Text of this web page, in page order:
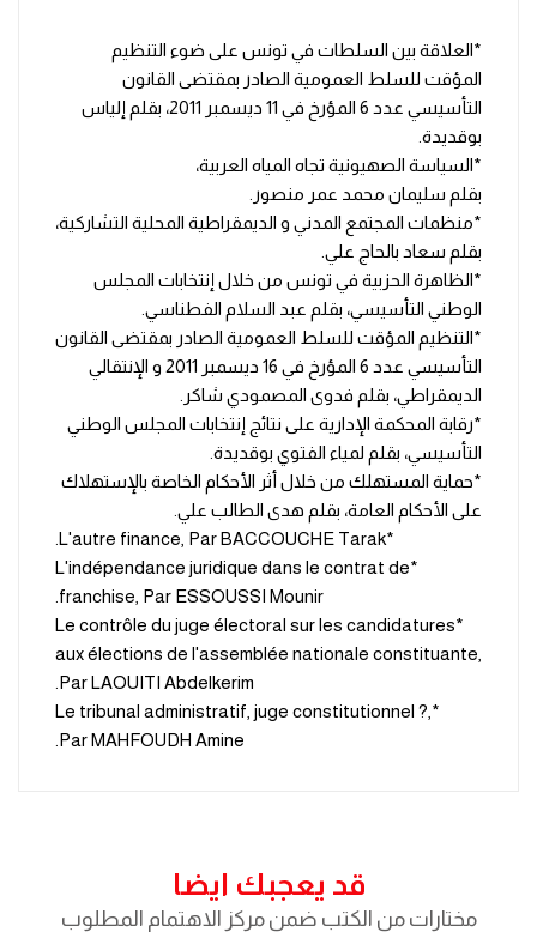
*العلاقة بين السلطات في تونس على ضوء التنظيم
المؤقت للسلط العمومية الصادر بمقتضى القانون
التأسيسي عدد 6 المؤرخ في 11 ديسمبر 2011، بقلم إلياس
بوقديدة.
*السياسة الصهيونية تجاه المياه العربية،
بقلم سليمان محمد عمر منصور.
*منظمات المجتمع المدني و الديمقراطية المحلية التشاركية،
بقلم سعاد بالحاج علي.
*الظاهرة الحزبية في تونس من خلال إنتخابات المجلس
الوطني التأسيسي، بقلم عبد السلام الفطناسي.
*التنظيم المؤقت للسلط العمومية الصادر بمقتضى القانون
التأسيسي عدد 6 المؤرخ في 16 ديسمبر 2011 و الإنتقالي
الديمقراطي، بقلم فدوى المصمودي شاكر.
*رقابة المحكمة الإدارية على نتائج إنتخابات المجلس الوطني
التأسيسي، بقلم لمياء الفتوي بوقديدة.
*حماية المستهلك من خلال أثر الأحكام الخاصة بالإستهلاك
على الأحكام العامة، بقلم هدى الطالب علي.
*L'autre finance, Par BACCOUCHE Tarak.
*L'indépendance juridique dans le contrat de
franchise, Par ESSOUSSI Mounir.
*Le contrôle du juge électoral sur les candidatures
aux élections de l'assemblée nationale constituante,
Par LAOUITI Abdelkerim.
*Le tribunal administratif, juge constitutionnel ?,
Par MAHFOUDH Amine.
قد يعجبك ايضا
مختارات من الكتب ضمن مركز الاهتمام المطلوب